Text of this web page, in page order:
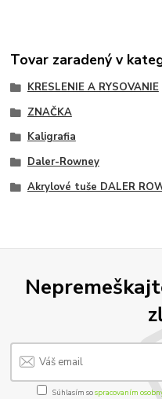
Tovar zaradený v
KRESLENIE A RYSOVANIE
ZNAČKA
Kaligrafia
Daler-Rowney
Akrylové tuše DALER
Súhlasím sospracovaním